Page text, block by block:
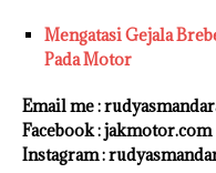
Mengatasi Gejala
Pada Motor
Email me :
Facebook : jakmotor.com
Instagram :